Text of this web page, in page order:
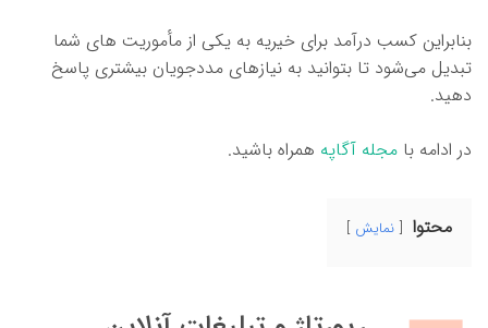
بنابراین کسب درآمد برای خیریه به یکی از مأموریت های شما
تبدیل می‌شود تا بتوانید به نیازهای مددجویان بیشتری پاسخ
دهید.
در ادامه با مجله آگاپه همراه باشید.
محتوا نمایش